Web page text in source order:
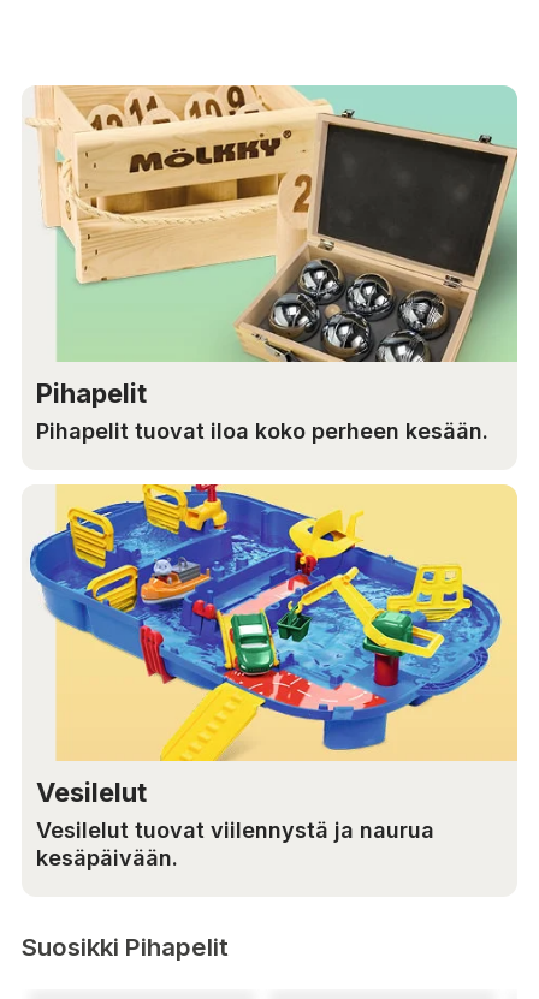
Pihapelit
Pihapelit tuovat iloa koko perheen kesään.
Vesilelut
Vesilelut tuovat viilennystä ja naurua
kesäpäivään.
Suosikki Pihapelit